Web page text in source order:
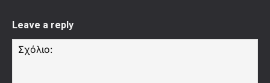
Leave a reply